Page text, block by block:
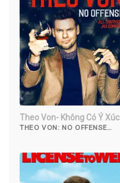
Theo Von- Không Có Ý Xúc
Phạm
THEO VON: NO OFFENSE